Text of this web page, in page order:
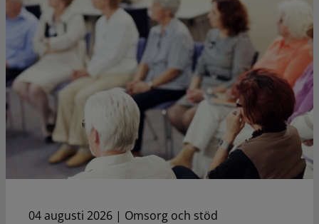
04 augusti 2026 | Omsorg och stöd